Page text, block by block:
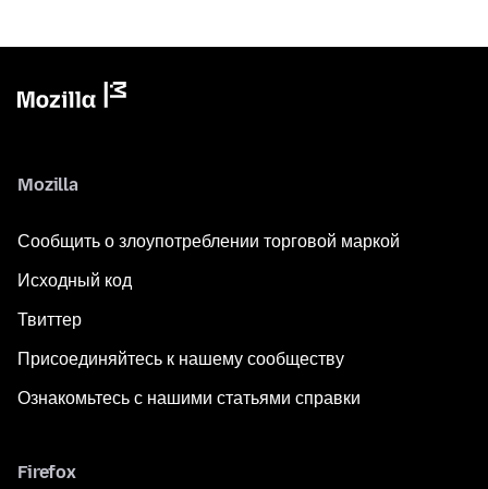
Mozilla
Сообщить о злоупотреблении торговой маркой
Исходный код
Твиттер
Присоединяйтесь к нашему сообществу
Ознакомьтесь с нашими статьями справки
Firefox